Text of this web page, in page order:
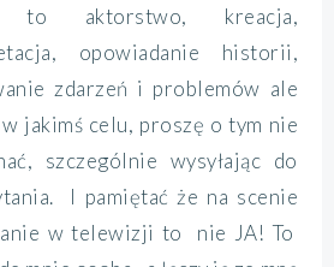
to aktorstwo, kreacja,
opowiadanie historii,
zdarzeń i problemów ale
jakimś celu, proszę o tym nie
szczególnie wysyłając do
I pamiętać że na scenie
w telewizji to nie JA! To